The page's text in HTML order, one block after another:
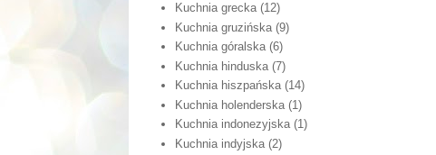
Kuchnia grecka (12)
Kuchnia gruzińska (9)
Kuchnia góralska (6)
Kuchnia hinduska (7)
Kuchnia hiszpańska (14)
Kuchnia holenderska (1)
Kuchnia indonezyjska (1)
Kuchnia indyjska (2)